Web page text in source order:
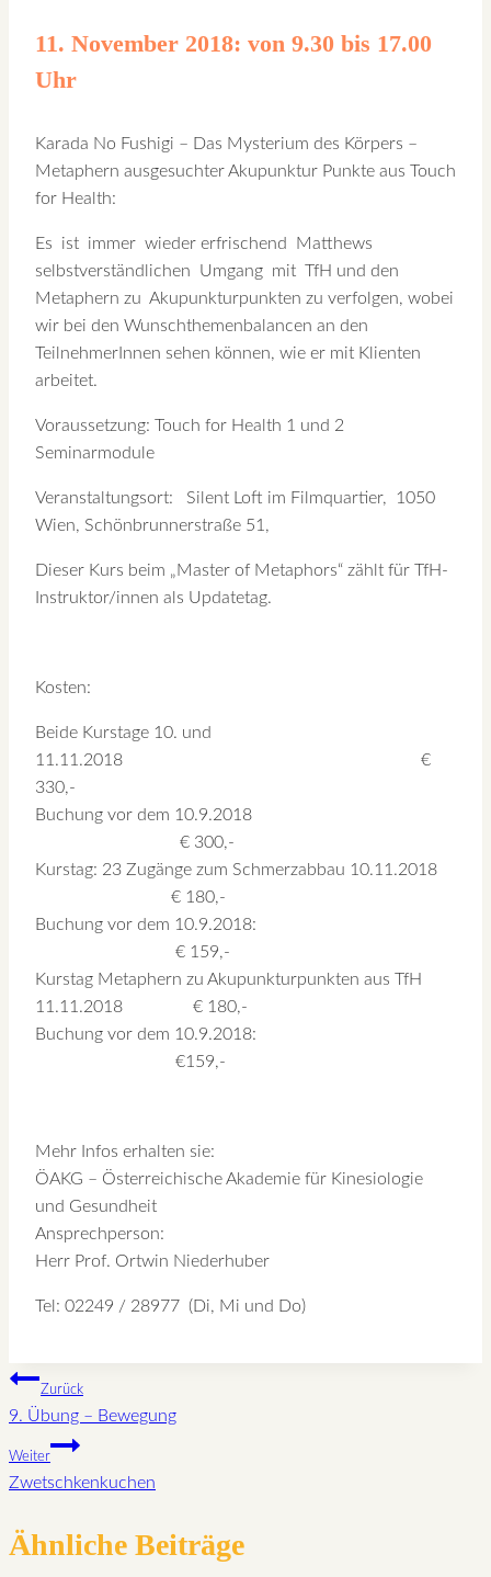
11. November 2018: von 9.30 bis 17.00
Uhr
Karada No Fushigi – Das Mysterium des Körpers –
Metaphern ausgesuchter Akupunktur Punkte aus Touch
for Health:
Es ist immer wieder erfrischend Matthews
selbstverständlichen Umgang mit TfH und den
Metaphern zu Akupunkturpunkten zu verfolgen, wobei
wir bei den Wunschthemenbalancen an den
TeilnehmerInnen sehen können, wie er mit Klienten
arbeitet.
Voraussetzung: Touch for Health 1 und 2
Seminarmodule
Veranstaltungsort: Silent Loft im Filmquartier, 1050
Wien, Schönbrunnerstraße 51,
Dieser Kurs beim „Master of Metaphors“ zählt für TfH-
Instruktor/innen als Updatetag.
Kosten:
Beide Kurstage 10. und
11.11.2018 €
330,-
Buchung vor dem 10.9.2018
€ 300,-
Kurstag: 23 Zugänge zum Schmerzabbau 10.11.2018
€ 180,-
Buchung vor dem 10.9.2018:
€ 159,-
Kurstag Metaphern zu Akupunkturpunkten aus TfH
11.11.2018 € 180,-
Buchung vor dem 10.9.2018:
€159,-
Mehr Infos erhalten sie:
ÖAKG – Österreichische Akademie für Kinesiologie
und Gesundheit
Ansprechperson:
Herr Prof. Ortwin Niederhuber
Tel: 02249 / 28977 (Di, Mi und Do)
Beitragsnavigation
Zurück
9. Übung – Bewegung
Weiter
Zwetschkenkuchen
Ähnliche Beiträge